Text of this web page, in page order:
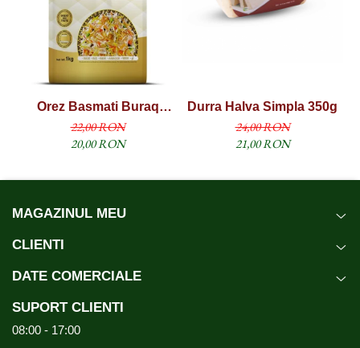
Orez Basmati Buraq
Diamond Sella (1121
XXXL) 1KG
22,00 RON
20,00 RON
Durra Halva Simpla 350g
24,00 RON
21,00 RON
MAGAZINUL MEU
CLIENTI
DATE COMERCIALE
SUPORT CLIENTI
08:00 - 17:00